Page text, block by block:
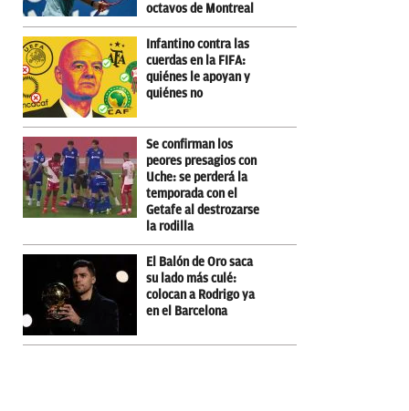
octavos de Montreal
Infantino contra las
cuerdas en la FIFA:
quiénes le apoyan y
quiénes no
Se confirman los
peores presagios con
Uche: se perderá la
temporada con el
Getafe al destrozarse
la rodilla
El Balón de Oro saca
su lado más culé:
colocan a Rodrigo ya
en el Barcelona